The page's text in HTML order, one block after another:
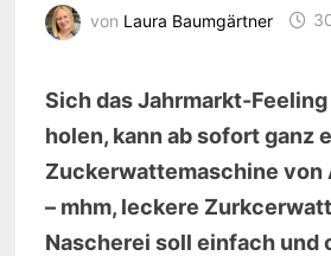
von Laura Baumgärtner
Sich das Jahrmarkt-Feeling
holen, kann ab sofort ganz
Zuckerwattemaschine von
– mhm, leckere
Nascherei soll einfach und